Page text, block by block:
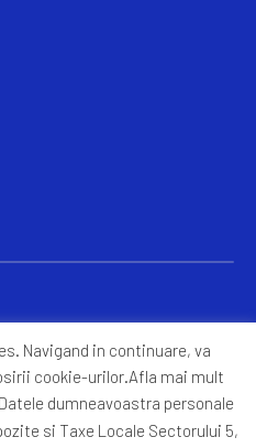
Navigand in continuare, va
cookie-urilor.Afla mai mult
dumneavoastra personale
si Taxe Locale Sectorului 5,